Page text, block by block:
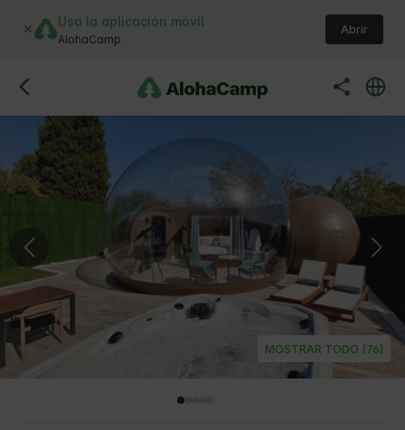
Usa la aplicación móvil
AlohaCamp
Abrir
MOSTRAR TODO (76)